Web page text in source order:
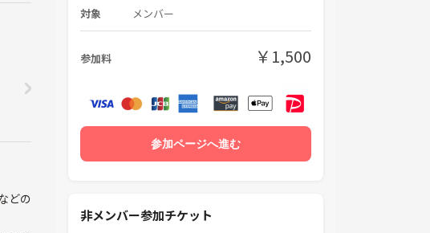
どの
対象 メンバー
参加料 ￥1,500
参加ページへ進む
非メンバー参加チケット